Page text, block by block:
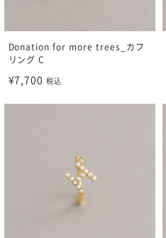
Donation for more trees_カフ
リング C
¥7,700税込